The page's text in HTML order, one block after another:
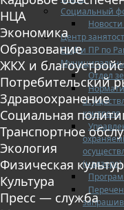
Социальный
Центр
ОНД и ПР по
Отдел
контроля
НЦА
Экономика
Образование
ЖКХ и
Потребительский
Здравоохранение
Социальная
Транспортное
Экология
Физическая
Культура
Пресс — служба